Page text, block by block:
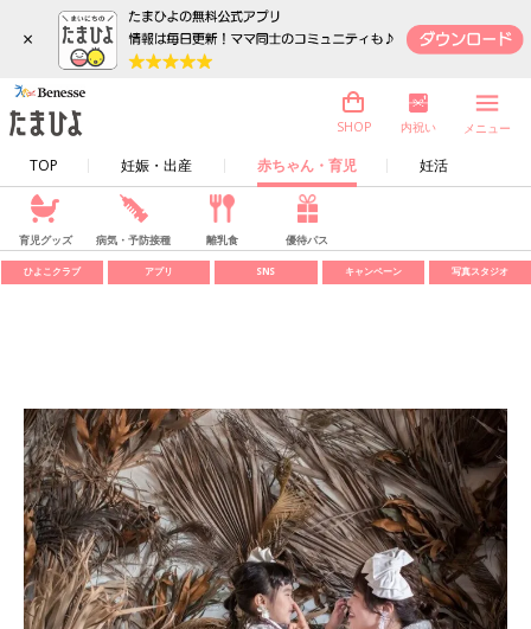
×
TOP 妊娠・出産 赤ちゃん・育児 妊活
SHOP 内祝い メニュー
育児グッズ 病気・予防接種 離乳食 優待パス
ひよこクラブ アプリ SNS キャンペーン 写真スタジオ